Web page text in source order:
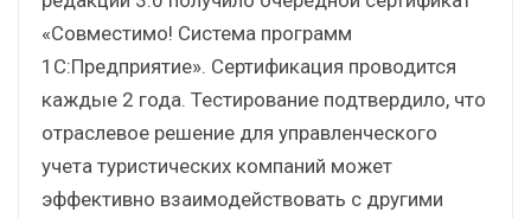
«Совместимо! Система программ
1С:Предприятие». Сертификация проводится
каждые 2 года. Тестирование подтвердило, что
отраслевое решение для управленческого
учета туристических компаний может
эффективно взаимодействовать с другими